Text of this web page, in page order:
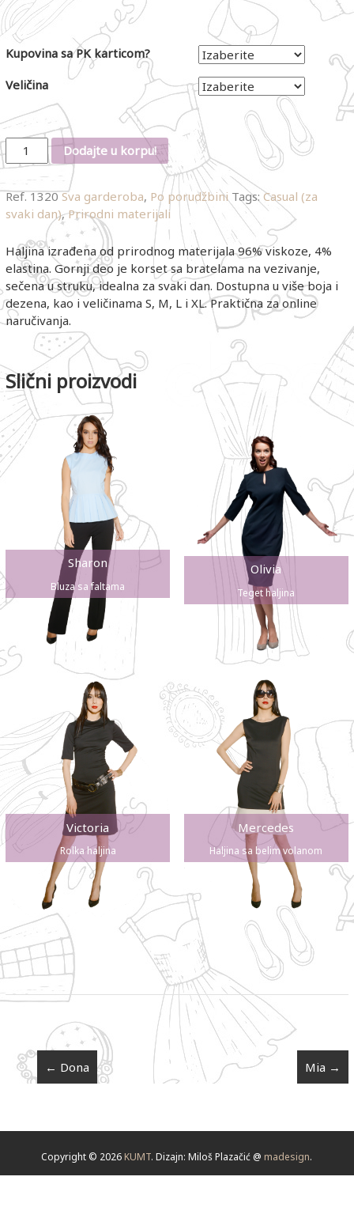
Kupovina sa PK karticom?
Veličina
Količina Dodajte u korpu!
Ref.1320 Sva garderoba, Po porudžbini Tags:Casual (za
svaki dan),Prirodni materijali
Haljina izrađena od prirodnog materijala 96% viskoze, 4%
elastina. Gornji deo je korset sa bratelama na vezivanje,
sečena u struku, idealna za svaki dan. Dostupna u više boja i
dezena, kao i veličinama S, M, L i XL. Praktična za online
naručivanja.
Slični proizvodi
Sharon
Bluza sa faltama
Olivia
Teget haljina
Victoria
Rolka haljina
Mercedes
Haljina sa belim volanom
← Dona Mia →
Copyright © 2026 KUMT. Dizajn: Miloš Plazačić @ madesign.